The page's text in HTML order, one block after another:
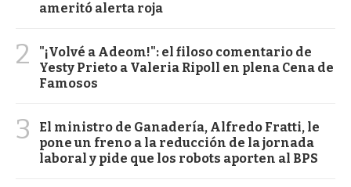
ameritó alerta roja
2
"¡Volvé a Adeom!": el filoso comentario de
Yesty Prieto a Valeria Ripoll en plena Cena de
Famosos
3
El ministro de Ganadería, Alfredo Fratti, le
pone un freno a la reducción de la jornada
laboral y pide que los robots aporten al BPS